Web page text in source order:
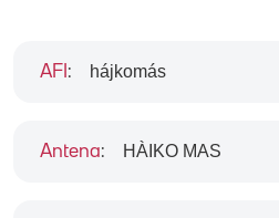
AFI : hájkomás
Antena: HÀIKO MAS